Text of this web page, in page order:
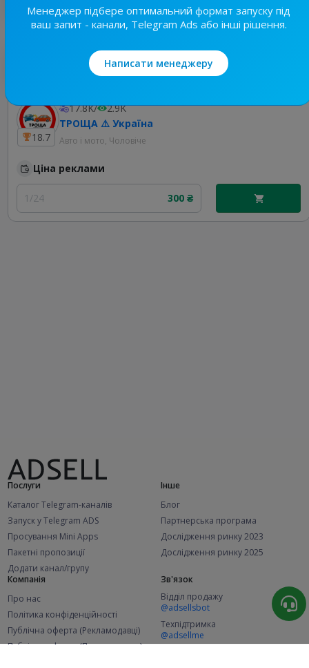
Найкращі за темою
18.7
17.8K/
2.9K
ТРОЩА ⚠️ Україна
Авто і мото, Чоловіче
Ціна реклами
1/24 300 ₴
Послуги
Каталог Telegram-каналів
Запуск у Telegram ADS
Просування Mini Apps
Пакетні пропозиції
Додати канал/групу
Інше
Блог
Партнерська програма
Дослідження ринку 2023
Дослідження ринку 2025
Компанія
Про нас
Політика конфіденційності
Публічна оферта (Рекламодавці)
Публічна оферта (Представники)
Зв'язок
Відділ продажу
@adsellsbot
Техпідтримка
@adsellme
Менеджер підбере оптимальний формат запуску під
ваш запит - канали, Telegram Ads або інші рішення.
Написати менеджеру